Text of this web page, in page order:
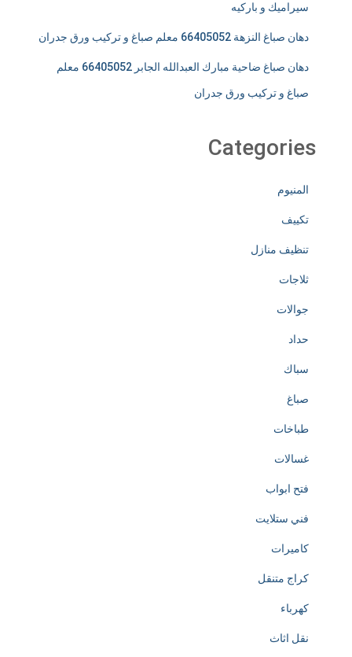
سيراميك و باركيه
دهان صباغ النزهة 66405052 معلم صباغ و تركيب ورق جدران
دهان صباغ ضاحية مبارك العبدالله الجابر 66405052 معلم
صباغ و تركيب ورق جدران
Categories
المنيوم
تكييف
تنظيف منازل
ثلاجات
جوالات
حداد
سباك
صباغ
طباخات
غسالات
فتح ابواب
فني ستلايت
كاميرات
كراج متنقل
كهرباء
نقل اثاث